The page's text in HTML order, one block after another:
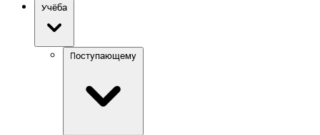
Учёба
Поступающему